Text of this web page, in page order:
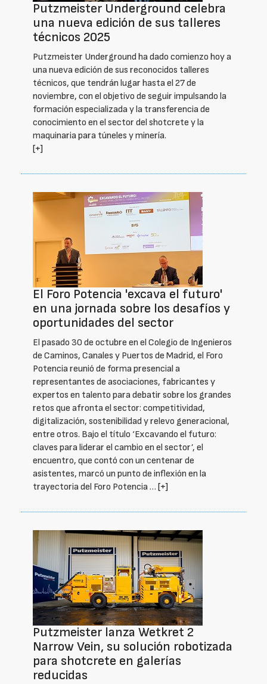
Putzmeister Underground celebra
una nueva edición de sus talleres
técnicos 2025
Putzmeister Underground ha dado comienzo hoy a
una nueva edición de sus reconocidos talleres
técnicos, que tendrán lugar hasta el 27 de
noviembre, con el objetivo de seguir impulsando la
formación especializada y la transferencia de
conocimiento en el sector del shotcrete y la
maquinaria para túneles y minería.
[+]
El Foro Potencia 'excava el futuro'
en una jornada sobre los desafíos y
oportunidades del sector
El pasado 30 de octubre en el Colegio de Ingenieros
de Caminos, Canales y Puertos de Madrid, el Foro
Potencia reunió de forma presencial a
representantes de asociaciones, fabricantes y
expertos en talento para debatir sobre los grandes
retos que afronta el sector: competitividad,
digitalización, sostenibilidad y relevo generacional,
entre otros. Bajo el título ‘Excavando el futuro:
claves para liderar el cambio en el sector’, el
encuentro, que contó con un centenar de
asistentes, marcó un punto de inflexión en la
trayectoria del Foro Potencia … [+]
Putzmeister lanza Wetkret 2
Narrow Vein, su solución robotizada
para shotcrete en galerías
reducidas